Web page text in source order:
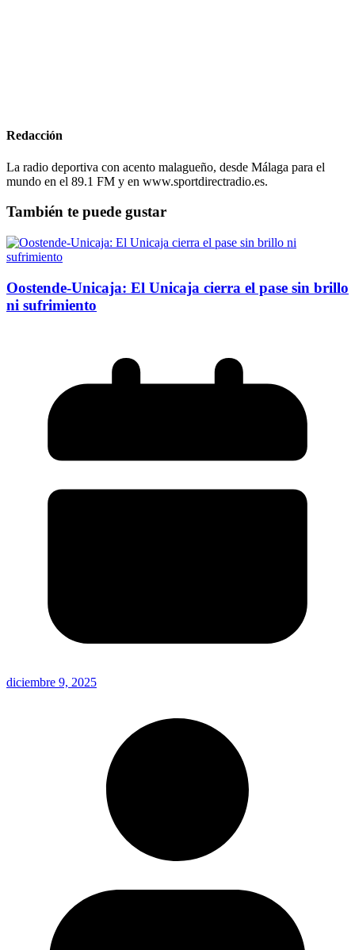
Redacción
La radio deportiva con acento malagueño, desde Málaga para el
mundo en el 89.1 FM y en www.sportdirectradio.es.
También te puede gustar
Oostende-Unicaja: El Unicaja cierra el pase sin brillo
ni sufrimiento
diciembre 9, 2025